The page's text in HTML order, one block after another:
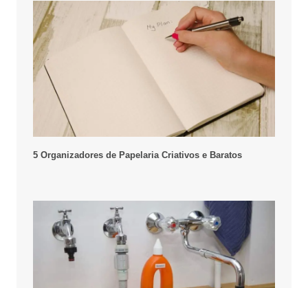
5 Organizadores de Papelaria Criativos e Baratos